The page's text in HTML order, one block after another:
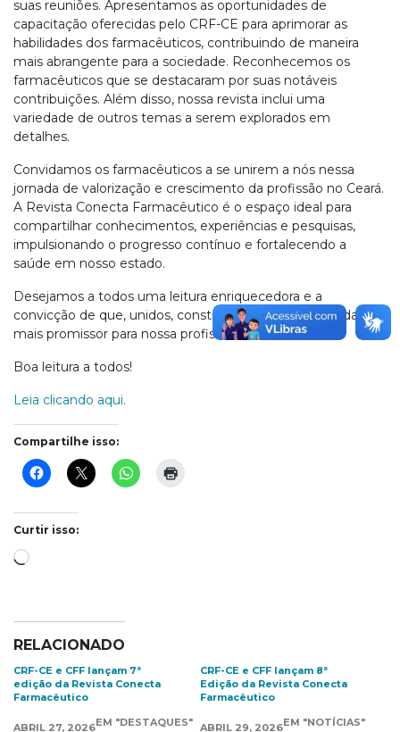
suas reuniões. Apresentamos as oportunidades de
capacitação oferecidas pelo CRF-CE para aprimorar as
habilidades dos farmacêuticos, contribuindo de maneira
mais abrangente para a sociedade. Reconhecemos os
farmacêuticos que se destacaram por suas notáveis
contribuições. Além disso, nossa revista inclui uma
variedade de outros temas a serem explorados em
detalhes.
Convidamos os farmacêuticos a se unirem a nós nessa
jornada de valorização e crescimento da profissão no Ceará.
A Revista Conecta Farmacêutico é o espaço ideal para
compartilhar conhecimentos, experiências e pesquisas,
impulsionando o progresso contínuo e fortalecendo a
saúde em nosso estado.
Desejamos a todos uma leitura enriquecedora e a
convicção de que, unidos, construímos um futuro ainda
mais promissor para nossa profissão.
Boa leitura a todos!
Leia clicando aqui.
Compartilhe isso:
Curtir isso:
Carregando...
RELACIONADO
CRF-CE e CFF lançam 7ª
edição da Revista Conecta
Farmacêutico
ABRIL 27, 2026EM "DESTAQUES"
CRF-CE e CFF lançam 8ª
Edição da Revista Conecta
Farmacêutico
ABRIL 29, 2026EM "NOTÍCIAS"